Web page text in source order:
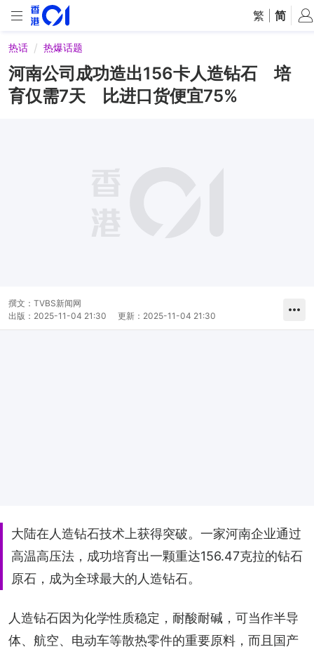
繁 简
热话 热爆话题
河南公司成功造出156卡人造钻石 培
育仅需7天 比进口货便宜75%
撰文： TVBS新闻网
出版： 2025-11-04 21:30 更新： 2025-11-04 21:30
大陆在人造钻石技术上获得突破。一家河南企业通过
高温高压法，成功培育出一颗重达156.47克拉的钻石
原石，成为全球最大的人造钻石。
人造钻石因为化学性质稳定，耐酸耐碱，可当作半导
体、航空、电动车等散热零件的重要原料，而且国产